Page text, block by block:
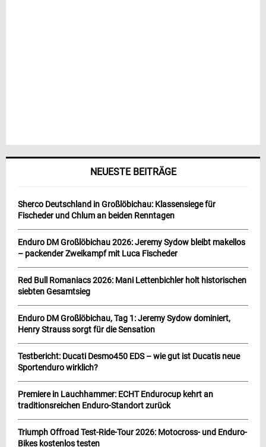
NEUESTE BEITRÄGE
Sherco Deutschland in Großlöbichau: Klassensiege für
Fischeder und Chlum an beiden Renntagen
Enduro DM Großlöbichau 2026: Jeremy Sydow bleibt makellos
– packender Zweikampf mit Luca Fischeder
Red Bull Romaniacs 2026: Mani Lettenbichler holt historischen
siebten Gesamtsieg
Enduro DM Großlöbichau, Tag 1: Jeremy Sydow dominiert,
Henry Strauss sorgt für die Sensation
Testbericht: Ducati Desmo450 EDS – wie gut ist Ducatis neue
Sportenduro wirklich?
Premiere in Lauchhammer: ECHT Endurocup kehrt an
traditionsreichen Enduro-Standort zurück
Triumph Offroad Test-Ride-Tour 2026: Motocross- und Enduro-
Bikes kostenlos testen